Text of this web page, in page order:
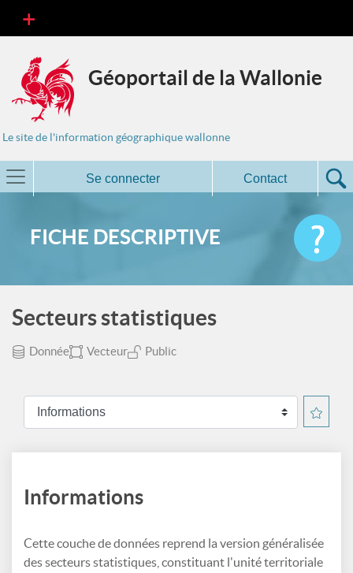
Géoportail de la Wallonie
Le site de l'information géographique wallonne
Se connecter Contact
FICHE DESCRIPTIVE
Secteurs statistiques
Donnée Vecteur Public
Informations
Cette couche de données reprend la version généralisée
des secteurs statistiques, constituant l'unité territoriale